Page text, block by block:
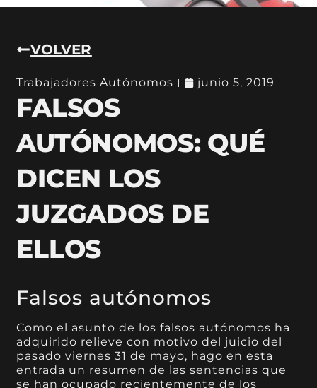
VOLVER
Trabajadores Autónomos junio 5, 2019
FALSOS
AUTÓNOMOS: QUÉ
DICEN LOS
JUZGADOS DE
ELLOS
Falsos autónomos
Como el asunto de los falsos autónomos ha
adquirido relieve con motivo del juicio del
pasado viernes 31 de mayo, hago en esta
entrada un resumen de las sentencias que
se han ocupado recientemente de los